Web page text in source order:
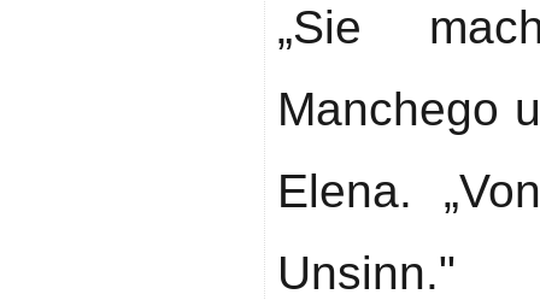
„Sie
Manchego
Elena.
Unsinn."